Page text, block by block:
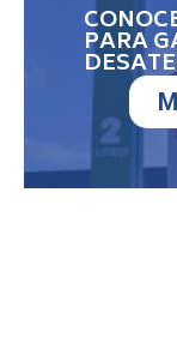
PARA